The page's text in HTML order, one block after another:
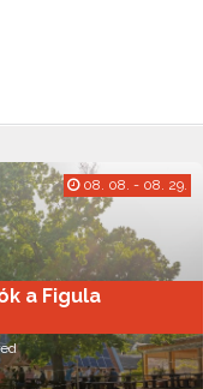
08. 08. - 08. 29.
a Figula